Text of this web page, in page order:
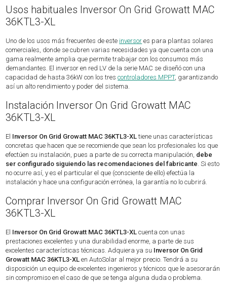
Usos habituales Inversor On Grid Growatt MAC
36KTL3-XL
Uno de los usos más frecuentes de este inversor es para plantas solares
comerciales, donde se cubren varias necesidades ya que cuenta con una
gama realmente amplia que permite trabajar con los consumos más
demandantes. El inversor en red LV de la serie MAC se diseñó con una
capacidad de hasta 36kW con los trescontroladores MPPT, garantizando
así un alto rendimiento y poder del sistema.
Instalación Inversor On Grid Growatt MAC
36KTL3-XL
El Inversor On Grid Growatt MAC 36KTL3-XLtiene unas características
concretas que hacen que se recomiende que sean los profesionales los que
efectúen su instalación, pues a parte de su correcta manipulación, debe
ser configurado siguiendo las recomendaciones del fabricante . Si esto
no ocurre así, y es el particular el que (consciente de ello) efectúa la
instalación y hace una configuración errónea, la garantía no lo cubrirá.
Comprar Inversor On Grid Growatt MAC
36KTL3-XL
El Inversor On Grid Growatt MAC 36KTL3-XL cuenta con unas
prestaciones excelentes y una durabilidad enorme, a parte de sus
excelentes características técnicas. Adquiera ya su Inversor On Grid
Growatt MAC 36KTL3-XL en AutoSolar al mejor precio. Tendrá a su
disposición un equipo de excelentes ingenieros y técnicos que le asesorarán
sin compromiso en el caso de que se tenga alguna duda o problema.